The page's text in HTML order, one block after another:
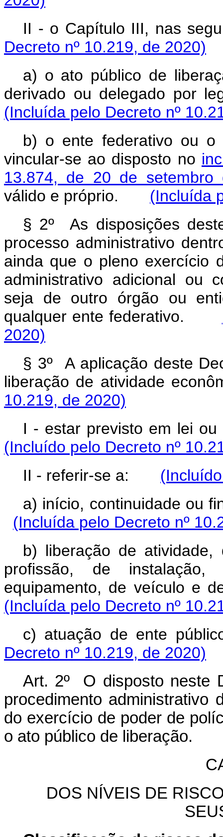
II - o Capítulo III, nas
Decreto nº 10.219, de 2020)
a) o ato público de
derivado ou delegado
(Incluída pelo Decreto nº
b) o ente federativo ou o
vincular-se ao disposto no
13.874, de 20 de setembro
válido e próprio. (Incluída
§ 2º As disposições
processo administrativo
ainda que o pleno exercício
administrativo adicional ou
seja de outro órgão ou
qualquer ente federativo.
2020)
§ 3º A aplicação deste
liberação de atividade
10.219, de 2020)
I - estar previsto em lei
(Incluído pelo Decreto nº
II - referir-se a:
a) início, continuidade ou
(Incluída pelo Decreto nº
b) liberação de atividade,
profissão, de
equipamento, de veículo
(Incluída pelo Decreto nº
c) atuação de ente
Decreto nº 10.219, de 2020)
Art. 2º O disposto neste
procedimento administrativo
do exercício de poder de
o ato público de liberação.
DOS NÍVEIS DE